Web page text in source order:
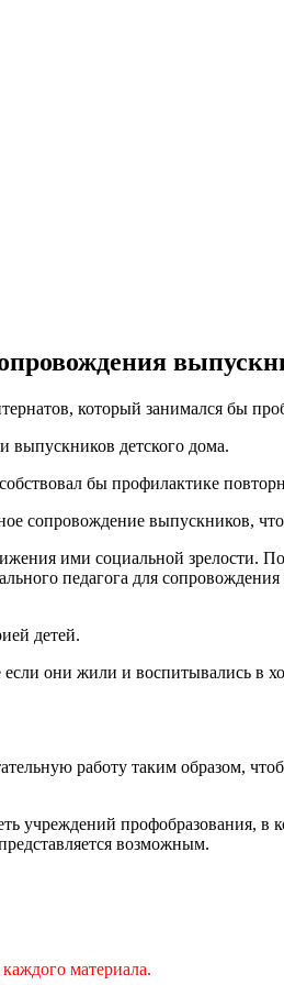
который занимался бы
выпускников детского дома.
бы профилактике
сопровождение выпускников,
ими социальной зрелости.
педагога для
детей.
они жили и воспитывались в
работу таким образом,
учреждений профобразования,
возможным.
материала.